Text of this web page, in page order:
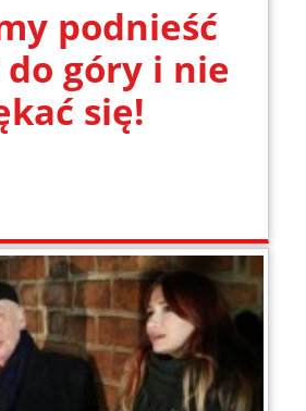
podnieść
do góry i nie
się!